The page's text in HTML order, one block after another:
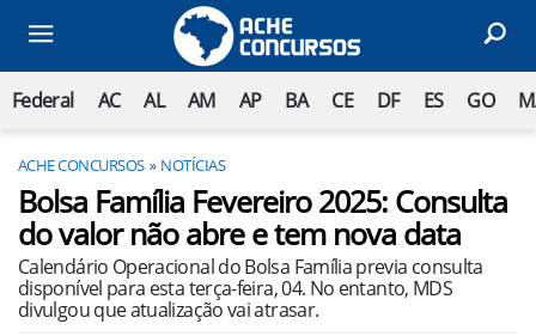
Federal AC AL AM AP BA CE DF ES GO
ACHE CONCURSOS NOTÍCIAS
Bolsa Família Fevereiro 2025: Consulta
do valor não abre e tem nova data
Calendário Operacional do Bolsa Família previa consulta
disponível para esta terça-feira, 04. No entanto, MDS
divulgou que atualização vai atrasar.